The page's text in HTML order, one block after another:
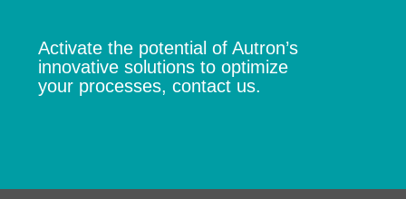
Activate the potential of Autron’s
innovative solutions to optimize
your processes, contact us.